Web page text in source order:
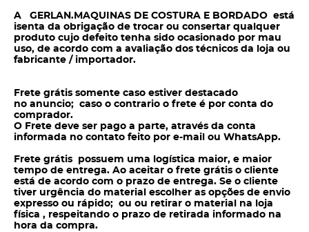
A GERLAN.MAQUINAS DE COSTURA E BORDADO está
isenta da obrigação de trocar ou consertar qualquer
produto cujo defeito tenha sido ocasionado por mau
uso, de acordo com a avaliação dos técnicos da loja ou
fabricante / importador.
Frete grátis somente caso estiver destacado
no anuncio; caso o contrario o frete é por conta do
comprador.
O Frete deve ser pago a parte, através da conta
informada no contato feito por e-mail ou WhatsApp.
Frete grátis possuem uma logística maior, e maior
tempo de entrega. Ao aceitar o frete grátis o cliente
está de acordo com o prazo de entrega. Se o cliente
tiver urgência do material escolher as opções de envio
expresso ou rápido; ou ou retirar o material na loja
física , respeitando o prazo de retirada informado na
hora da compra.